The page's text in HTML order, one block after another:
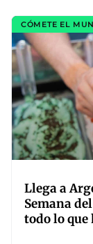
CÓMETE EL
Llega a
Semana
todo lo que